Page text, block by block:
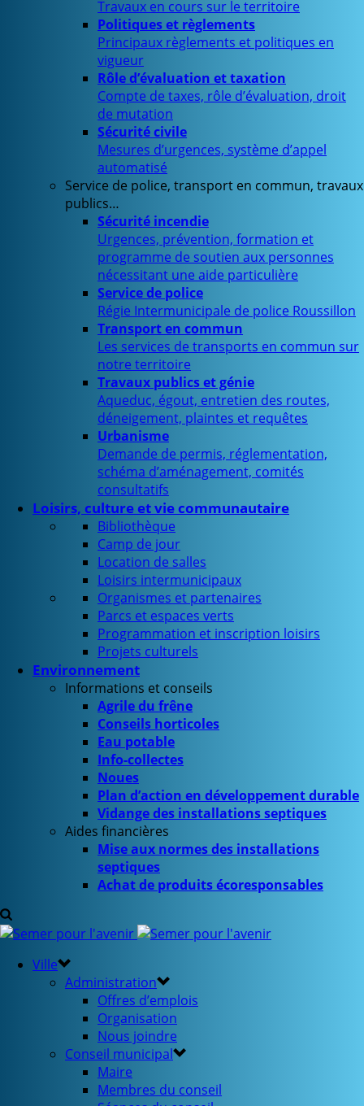
Travaux en cours sur le territoire
Politiques et règlements
Principaux règlements et politiques en
vigueur
Rôle d’évaluation et taxation
Compte de taxes, rôle d’évaluation, droit
de mutation
Sécurité civile
Mesures d’urgences, système d’appel
automatisé
Service de police, transport en commun, travaux
publics…
Sécurité incendie
Urgences, prévention, formation et
programme de soutien aux personnes
nécessitant une aide particulière
Service de police
Régie Intermunicipale de police Roussillon
Transport en commun
Les services de transports en commun sur
notre territoire
Travaux publics et génie
Aqueduc, égout, entretien des routes,
déneigement, plaintes et requêtes
Urbanisme
Demande de permis, réglementation,
schéma d’aménagement, comités
consultatifs
Loisirs, culture et vie communautaire
Bibliothèque
Camp de jour
Location de salles
Loisirs intermunicipaux
Organismes et partenaires
Parcs et espaces verts
Programmation et inscription loisirs
Projets culturels
Environnement
Informations et conseils
Agrile du frêne
Conseils horticoles
Eau potable
Info-collectes
Noues
Plan d’action en développement durable
Vidange des installations septiques
Aides financières
Mise aux normes des installations
septiques
Achat de produits écoresponsables
Ville
Administration
Offres d’emplois
Organisation
Nous joindre
Conseil municipal
Maire
Membres du conseil